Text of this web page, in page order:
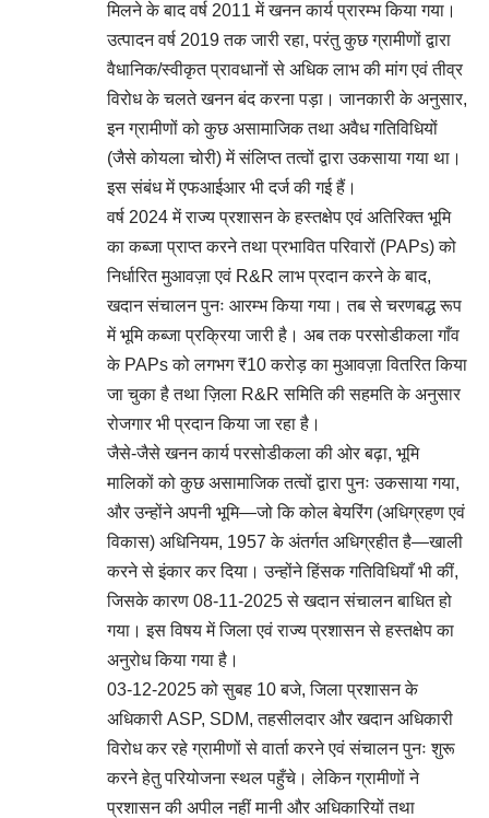
मिलने के बाद वर्ष 2011 में खनन कार्य प्रारम्भ किया गया।
उत्पादन वर्ष 2019 तक जारी रहा, परंतु कुछ ग्रामीणों द्वारा
वैधानिक/स्वीकृत प्रावधानों से अधिक लाभ की मांग एवं तीव्र
विरोध के चलते खनन बंद करना पड़ा। जानकारी के अनुसार,
इन ग्रामीणों को कुछ असामाजिक तथा अवैध गतिविधियों
(जैसे कोयला चोरी) में संलिप्त तत्वों द्वारा उकसाया गया था।
इस संबंध में एफआईआर भी दर्ज की गई हैं।
वर्ष 2024 में राज्य प्रशासन के हस्तक्षेप एवं अतिरिक्त भूमि
का कब्जा प्राप्त करने तथा प्रभावित परिवारों (PAPs) को
निर्धारित मुआवज़ा एवं R&R लाभ प्रदान करने के बाद,
खदान संचालन पुनः आरम्भ किया गया। तब से चरणबद्ध रूप
में भूमि कब्जा प्रक्रिया जारी है। अब तक परसोडीकला गाँव
के PAPs को लगभग ₹10 करोड़ का मुआवज़ा वितरित किया
जा चुका है तथा ज़िला R&R समिति की सहमति के अनुसार
रोजगार भी प्रदान किया जा रहा है।
जैसे-जैसे खनन कार्य परसोडीकला की ओर बढ़ा, भूमि
मालिकों को कुछ असामाजिक तत्वों द्वारा पुनः उकसाया गया,
और उन्होंने अपनी भूमि—जो कि कोल बेयरिंग (अधिग्रहण एवं
विकास) अधिनियम, 1957 के अंतर्गत अधिग्रहीत है—खाली
करने से इंकार कर दिया। उन्होंने हिंसक गतिविधियाँ भी कीं,
जिसके कारण 08-11-2025 से खदान संचालन बाधित हो
गया। इस विषय में जिला एवं राज्य प्रशासन से हस्तक्षेप का
अनुरोध किया गया है।
03-12-2025 को सुबह 10 बजे, जिला प्रशासन के
अधिकारी ASP, SDM, तहसीलदार और खदान अधिकारी
विरोध कर रहे ग्रामीणों से वार्ता करने एवं संचालन पुनः शुरू
करने हेतु परियोजना स्थल पहुँचे। लेकिन ग्रामीणों ने
प्रशासन की अपील नहीं मानी और अधिकारियों तथा